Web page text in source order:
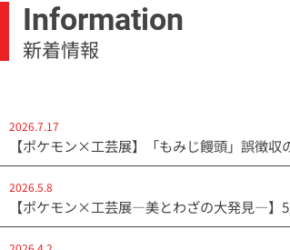
Information
新着情報
2026.7.17
【ポケモン×工芸展】「もみじ饅頭」誤徴収
2026.5.8
【ポケモン×工芸展―美とわざの大発見―】